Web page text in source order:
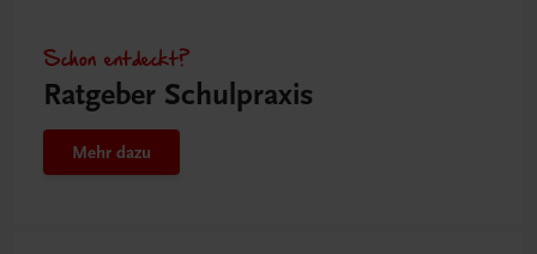
Schon entdeckt?
Ratgeber Schulpraxis
Mehr dazu